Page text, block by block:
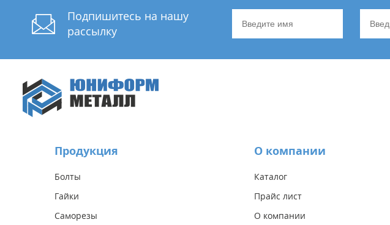
Подпишитесь на нашу
рассылку
Продукция
Болты
Гайки
Саморезы
О компании
Каталог
Прайс лист
О компании